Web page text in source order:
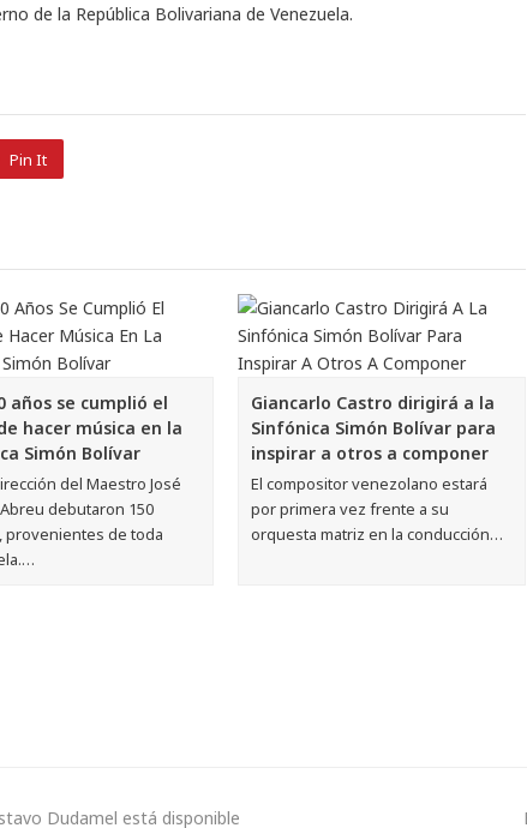
de la República Bolivariana de Venezuela.
Pin It
años se cumplió el
hacer música en la
Simón Bolívar
del Maestro José
debutaron 150
provenientes de toda
Giancarlo Castro dirigirá a la
Sinfónica Simón Bolívar para
inspirar a otros a componer
El compositor venezolano estará
por primera vez frente a su
orquesta matriz en la conducción…
Dudamel está disponible